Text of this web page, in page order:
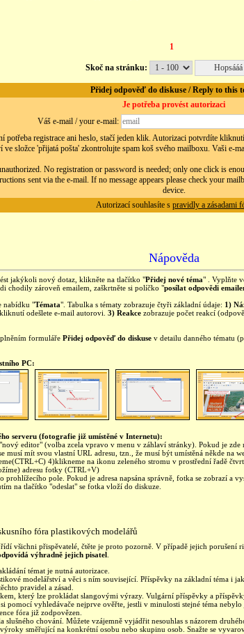
1
Skoč na stránku:
Přidej odpověď do diskuse / Reply to this
Je potřeba provést autorizaci
Váš e-mail / your e-mail:
potřeba registrace ani heslo, stačí jeden klik. Autorizaci potvrdíte
ve složce 'přijatá pošta' zkontrolujte spam koš svého mailboxu. Vaši e-
No registration or password is needed; only one click is
sent via the e-mail. If no message appears please check your
device.
Autorizací souhlasíte s pravidly a zásadami
Nápověda
jakýkoli nový dotaz, klikněte na tlačítko "Přidej nové téma" . Vyplňte
chodily zároveň emailem, zaškrtněte si políčko "posílat odpovědi
nabídku "Témata". Tabulka s tématy zobrazuje čtyři základní údaje: 1)
odešlete e-mail autorovi. 3) Reakce zobrazuje počet reakcí
formuláře Přidej odpověď do diskuse v detailu danného tématu
PC:
serveru (fotografie již umístěné v Internetu):
editor" (volba zcela vpravo v menu v záhlaví stránky). Pokud je
musí mít svou vlastní URL adresu, tzn., že musí být umístěná někde na
4)klikneme na ikonu zeleného stromu v prostřední řadě
adresu fotky (CTRL+V)
pole. Pokud je adresa napsána správně, fotka se zobrazí a
na tlačítko "odeslat" se fotka vloží do diskuze.
fóra plastikových modelářů
všichni přispěvatelé, čtěte je proto pozorně. V případě jejich porušení
výhradně jejich pisatel
témat je nutná autorizace.
modelářství a věci s ním související. Příspěvky na základní téma i
pravidel a zásad.
který lze prokládat slangovými výrazy. Vulgární příspěvky a
pomocí vyhledávače nejprve ověřte, jestli v minulosti stejné téma
fóra již zodpovězen.
slušného chování. Můžete vzájemně vyjádřit nesouhlas s názorem
směřující na konkrétní osobu nebo skupinu osob. Snažte se